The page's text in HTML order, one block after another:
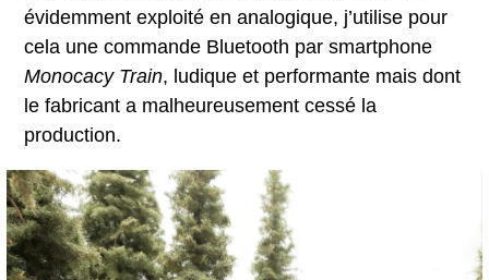
évidemment exploité en analogique, j’utilise pour
cela une commande Bluetooth par smartphone
Monocacy Train, ludique et performante mais dont
le fabricant a malheureusement cessé la
production.